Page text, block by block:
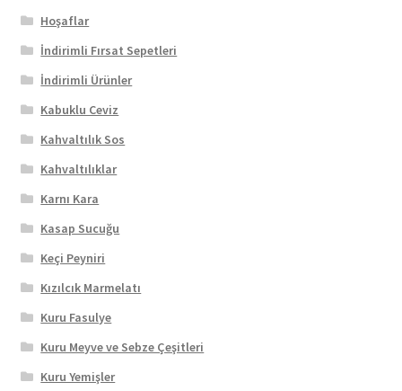
Hoşaflar
İndirimli Fırsat Sepetleri
İndirimli Ürünler
Kabuklu Ceviz
Kahvaltılık Sos
Kahvaltılıklar
Karnı Kara
Kasap Sucuğu
Keçi Peyniri
Kızılcık Marmelatı
Kuru Fasulye
Kuru Meyve ve Sebze Çeşitleri
Kuru Yemişler